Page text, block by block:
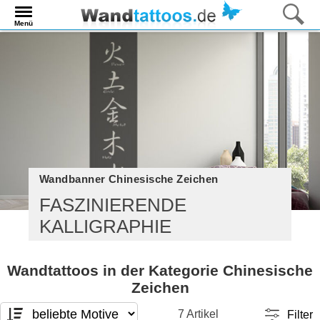
Menü
Wandbanner Chinesische Zeichen
FASZINIERENDE
KALLIGRAPHIE
Wandtattoos in der Kategorie Chinesische
Zeichen
7 Artikel Filter